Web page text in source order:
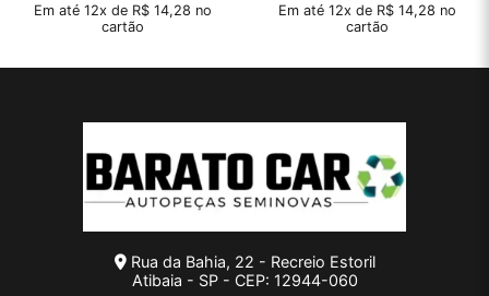
Em até 12x de R$ 14,28 no
cartão
Em até 12x de R$ 14,28 no
cartão
Rua da Bahia, 22 - Recreio Estoril
Atibaia - SP - CEP: 12944-060